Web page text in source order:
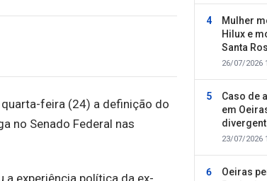
feira (24) a definição do
no Senado Federal nas
Mulher
Hilux e
Santa
26/07/2026
Caso de
em
23/07/2026
Oeiras